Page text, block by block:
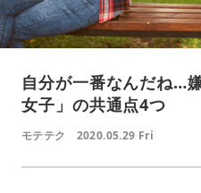
自分が一番なんだね…
女子」の共通点4つ
モテテク 2020.05.29 Fri